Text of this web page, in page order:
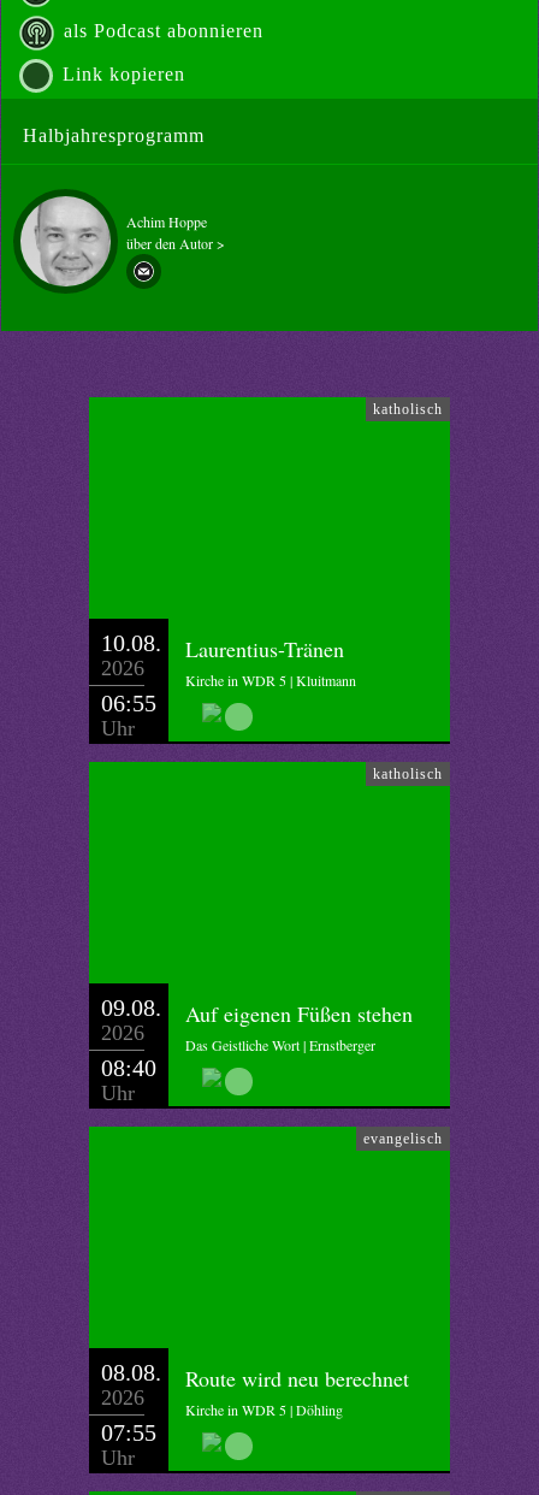
als Podcast abonnieren
Link kopieren
Halbjahresprogramm
Achim Hoppe
über den Autor >
katholisch
10.08.
2026
06:55
Uhr
Laurentius-Tränen
Kirche in WDR 5 | Kluitmann
katholisch
09.08.
2026
08:40
Uhr
Auf eigenen Füßen stehen
Das Geistliche Wort | Ernstberger
evangelisch
08.08.
2026
07:55
Uhr
Route wird neu berechnet
Kirche in WDR 5 | Döhling